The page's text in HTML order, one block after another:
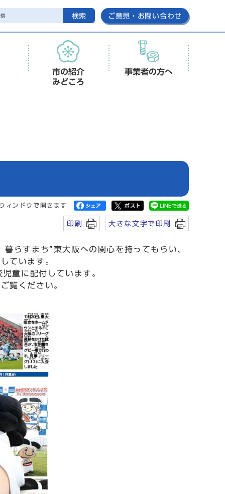
検索 ご意見・お問い合わせ
市の紹介
みどころ
事業者の方へ
ィンドウで開きます
印刷 大きな文字で印刷
らすまち”東大阪への関心を持ってもらい、
ています。
童に配付しています。
覧ください。